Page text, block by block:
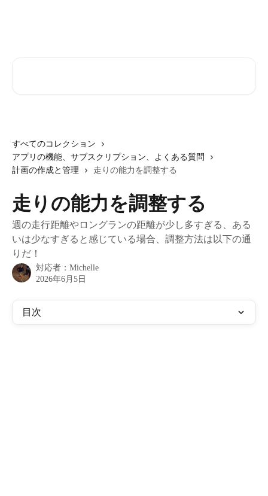
すべてのコレクション
アプリの機能、サブスクリプション、よくある質問
計画の作成と管理
走りの能力を調整する
走りの能力を調整する
週の走行距離やロングランの距離が少し多すぎる、ある
いは少なすぎると感じている場合、調整方法は以下の通
りだ！
対応者： Michelle
2026年6月5日
目次